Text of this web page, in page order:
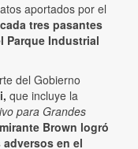
aportados por el
tres pasantes
Parque Industrial
del Gobierno
que incluye la
para Grandes
Brown logró
en el